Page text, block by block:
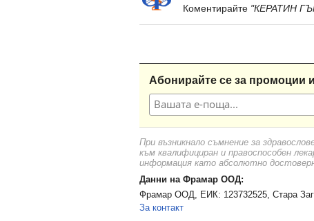
Коментирайте "КЕРАТИН
Абонирайте се за промоции
При възникнало съмнение за
към квалифициран и правоспособен
информация като абсолютно
Данни на Фрамар ООД:
Фрамар ООД, ЕИК: 123732525, Стара
За контакт